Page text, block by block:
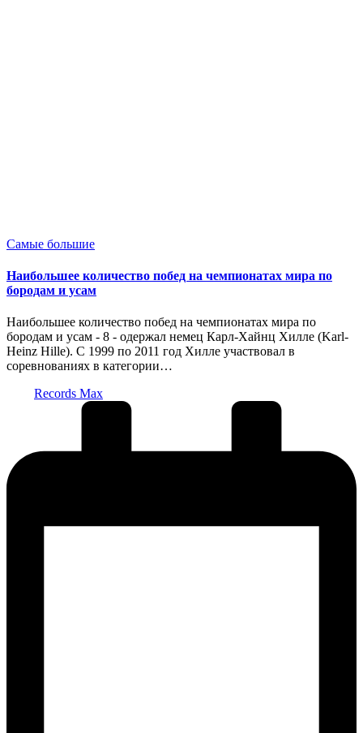
Опубликовано
Самые большие
Наибольшее количество побед на чемпионатах мира по
бородам и усам
Наибольшее количество побед на чемпионатах мира по
бородам и усам - 8 - одержал немец Карл-Хайнц Хилле (Karl-
Heinz Hille). С 1999 по 2011 год Хилле участвовал в
соревнованиях в категории…
Records Max